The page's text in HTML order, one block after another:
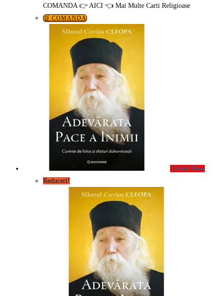
2,01 lei.
COMANDA 👉 AICI 👈 Mai Multe Carti Religioase
🛒 COMANDA
Quick View
Reduceri!